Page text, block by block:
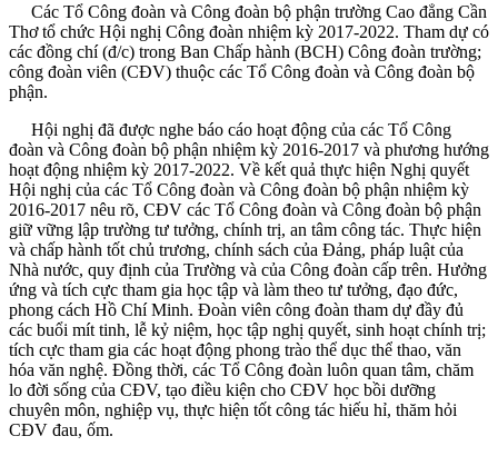
Các Tổ Công đoàn và Công đoàn bộ phận trường Cao đẳng Cần
Thơ tổ chức Hội nghị Công đoàn nhiệm kỳ 2017-2022. Tham dự có
các đồng chí (đ/c) trong Ban Chấp hành (BCH) Công đoàn trường;
công đoàn viên (CĐV) thuộc các Tổ Công đoàn và Công đoàn bộ
phận.
Hội nghị đã được nghe báo cáo hoạt động của các Tổ Công
đoàn và Công đoàn bộ phận nhiệm kỳ 2016-2017 và phương hướng
hoạt động nhiệm kỳ 2017-2022. Về kết quả thực hiện Nghị quyết
Hội nghị của các Tổ Công đoàn và Công đoàn bộ phận nhiệm kỳ
2016-2017 nêu rõ, CĐV các Tổ Công đoàn và Công đoàn bộ phận
giữ vững lập trường tư tưởng, chính trị, an tâm công tác. Thực hiện
và chấp hành tốt chủ trương, chính sách của Đảng, pháp luật của
Nhà nước, quy định của Trường và của Công đoàn cấp trên. Hưởng
ứng và tích cực tham gia học tập và làm theo tư tưởng, đạo đức,
phong cách Hồ Chí Minh. Đoàn viên công đoàn tham dự đầy đủ
các buổi mít tinh, lễ kỷ niệm, học tập nghị quyết, sinh hoạt chính trị;
tích cực tham gia các hoạt động phong trào thể dục thể thao, văn
hóa văn nghệ. Đồng thời, các Tổ Công đoàn luôn quan tâm, chăm
lo đời sống của CĐV, tạo điều kiện cho CĐV học bồi dưỡng
chuyên môn, nghiệp vụ, thực hiện tốt công tác hiếu hỉ, thăm hỏi
CĐV đau, ốm.